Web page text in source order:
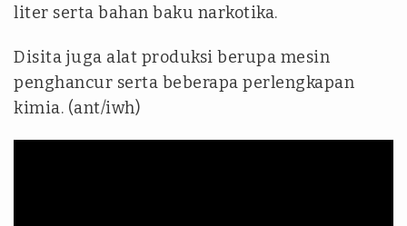
liter serta bahan baku narkotika.
Disita juga alat produksi berupa mesin
penghancur serta beberapa perlengkapan
kimia. (ant/iwh)